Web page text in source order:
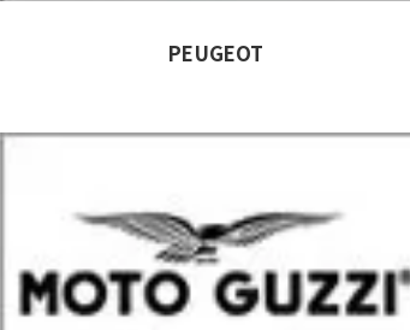
PEUGEOT